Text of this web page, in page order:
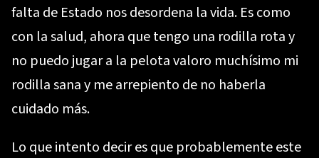
falta de Estado nos desordena la vida. Es como
con la salud, ahora que tengo una rodilla rota y
no puedo jugar a la pelota valoro muchísimo mi
rodilla sana y me arrepiento de no haberla
cuidado más.
Lo que intento decir es que probablemente este